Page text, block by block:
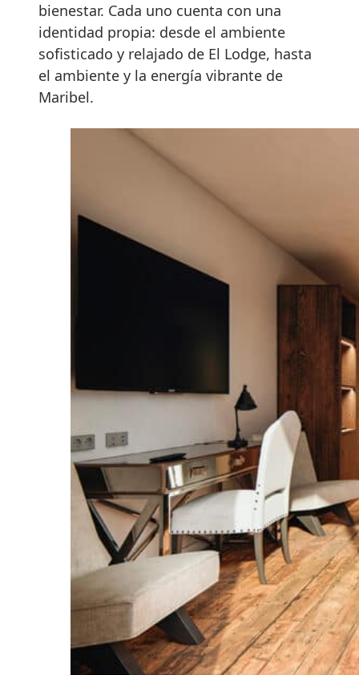
bienestar. Cada uno cuenta con una
identidad propia: desde el ambiente
sofisticado y relajado de El Lodge, hasta
el ambiente y la energía vibrante de
Maribel.